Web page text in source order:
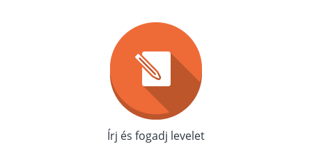
Írj és fogadj levelet